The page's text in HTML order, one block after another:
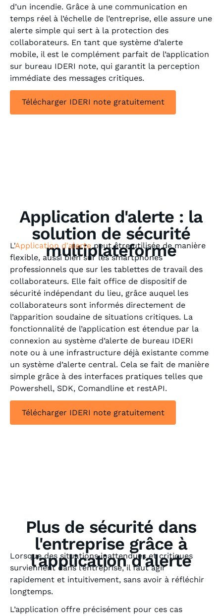
d’un incendie. Grâce à une communication en
temps réel à l’échelle de l’entreprise, elle assure une
alerte simple qui sert à la protection des
collaborateurs. En tant que système d’alerte
mobile, il est le complément parfait de l’application
sur bureau IDERI note, qui garantit la perception
immédiate des messages critiques.
Télécharger IDERI note gratuitement
Application d'alerte : la
solution de sécurité
multiplateforme
L'Application d'alertepeut être utilisée de manière
flexible, aussi bien sur les smartphones
professionnels que sur les tablettes de travail des
collaborateurs. Elle fait office de dispositif de
sécurité indépendant du lieu, grâce auquel les
collaborateurs sont informés directement de
l’apparition soudaine de situations critiques. La
fonctionnalité de l’application est étendue par la
connexion au système d’alerte de bureau IDERI
note ou à une infrastructure déjà existante comme
un système d’alerte central. Cela se fait de manière
simple grâce à des interfaces pratiques telles que
Powershell, SDK, Comandline et restAPI.
Télécharger IDERI note gratuitement
Plus de sécurité dans
l'entreprise grâce à
l'application d'alerte
Lorsque des situations inattendues et critiques
surviennent dans l’entreprise, il faut agir
rapidement et intuitivement, sans avoir à réfléchir
longtemps.
L’application offre précisément pour ces cas